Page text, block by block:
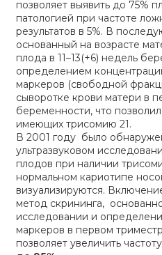
позволяет выявить до 75%
патологией при частоте
результатов в 5%. В
основанный на возрасте
плода в 11–13(+6) недель
определением
маркеров (свободной
сыворотке крови матери в
беременности, что
имеющих трисомию 21.
В 2001 году было
ультразвуковом
плодов при наличии
нормальном кариотипе
визуализируются.
метод скрининга,
исследовании и
маркеров в первом
позволяет увеличить